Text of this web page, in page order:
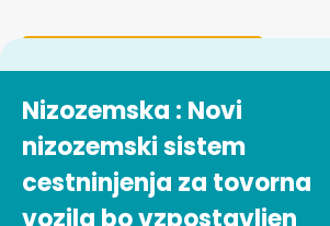
Nizozemska : Novi
nizozemski sistem
cestninjenja za tovorna
vozila bo vzpostavljen
Kontaktni obrazec
Delo v podjetju Easytrip
Services